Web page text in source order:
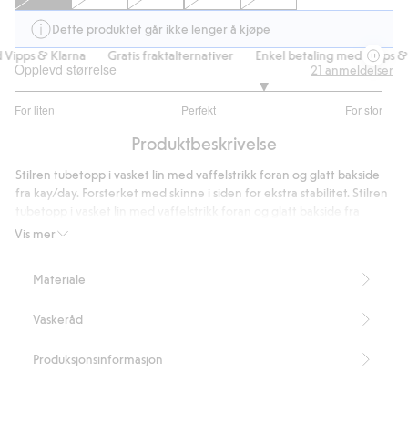
Dette produktet går ikke lenger å kjøpe
& Klarna
Gratis fraktalternativer Enkel betaling med Vipps &
Opplevd størrelse
For liten Perfekt For stor
av
14
stemmer
21 anmeldelser
Produktbeskrivelse
Vis mer
Stilren tubetopp i vasket lin med vaffelstrikk foran og glatt bakside
fra kay/day. Forsterket med skinne i siden for ekstra stabilitet. Stilren
kay/day. Forsterket med skinne i siden for ekstra stabilitet.
- Dette plagget er laget av 100 % European Flax®-sertifisert lin som
- European Flax®-sertifisert: BVFR13799772
Dette plagget er laget av 100 % Masters of FLAX FIBRE™-
Materiale
Vaskeråd
Produksjonsinformasjon